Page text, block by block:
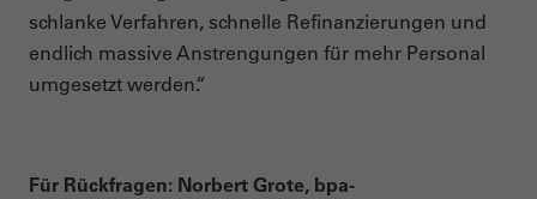
schlanke Verfahren, schnelle Refinanzierungen und
endlich massive Anstrengungen für mehr Personal
umgesetzt werden.“
Für Rückfragen: Norbert Grote, bpa-